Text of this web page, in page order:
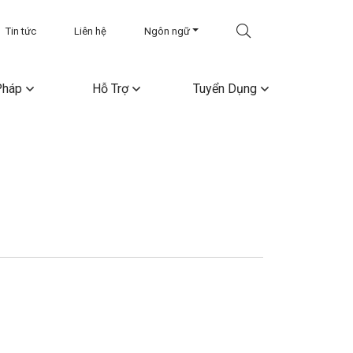
Tin tức Liên hệ Ngôn ngữ
Hỗ Trợ Tuyển Dụng